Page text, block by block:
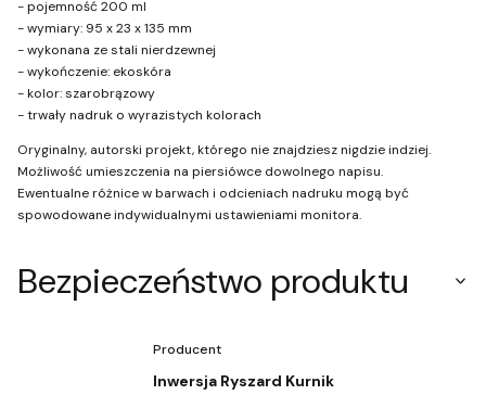
- pojemność 200 ml
- wymiary: 95 x 23 x 135 mm
- wykonana ze stali nierdzewnej
- wykończenie: ekoskóra
- kolor: szarobrązowy
- trwały nadruk o wyrazistych kolorach
Oryginalny, autorski projekt, którego nie znajdziesz nigdzie indziej.
Możliwość umieszczenia na piersiówce dowolnego napisu.
Ewentualne różnice w barwach i odcieniach nadruku mogą być
spowodowane indywidualnymi ustawieniami monitora.
Bezpieczeństwo produktu
Producent
Inwersja Ryszard Kurnik